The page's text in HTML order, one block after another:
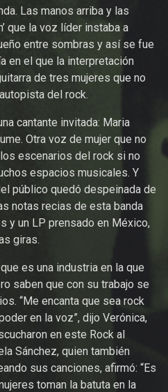
Las manos arriba y las
que la voz líder instaba a
entre sombras y así se fue
en el que la interpretación
de tres mujeres que no
del rock.
cantante invitada: Maria
Otra voz de mujer que no
escenarios del rock si no
espacios musicales. Y
público quedó despeinada de
notas recias de esta banda
y un LP prensado en México,
giras.
es una industria en la que
saben que con su trabajo se
“Me encanta que sea rock
en la voz”, dijo Verónica,
en este Rock al
Sánchez, quien también
sus canciones, afirmó: “Es
toman la batuta en la